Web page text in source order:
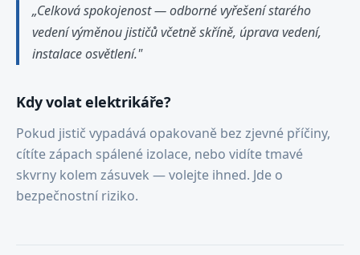
„Celková spokojenost — odborné vyřešení starého
vedení výměnou jističů včetně skříně, úprava vedení,
instalace osvětlení."
Kdy volat elektrikáře?
Pokud jistič vypadává opakovaně bez zjevné příčiny,
cítíte zápach spálené izolace, nebo vidíte tmavé
skvrny kolem zásuvek — volejte ihned. Jde o
bezpečnostní riziko.